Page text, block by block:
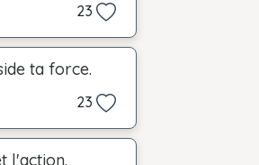
23
ta force.
23
l'action.